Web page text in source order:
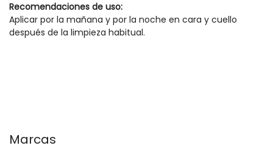
Recomendaciones de uso:
Aplicar por la mañana y por la noche en cara y cuello
después de la limpieza habitual.​
Marcas